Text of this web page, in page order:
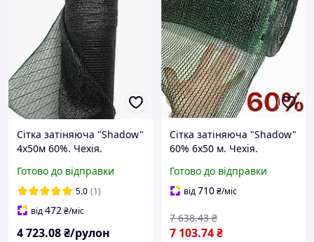
Сітка затіняюча "Shadow"
4х50м 60%. Чехія.
(захисна).
Готово до відправки
5.0 (1)
від472₴/міс
4 723.08₴/рулон
Сітка затіняюча "Shadow"
60% 6x50 м. Чехія.
Готово до відправки
від710₴/міс
7 103.74₴
7 638.43 ₴